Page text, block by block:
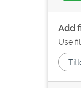
Add
Use